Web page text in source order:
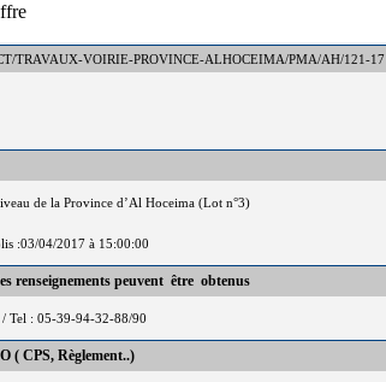
TRAVAUX-VOIRIE-PROVINCE-ALHOCEIMA/PMA/AH/121-17
de la Province d’Al Hoceima (Lot n°3)
:03/04/2017 à 15:00:00
renseignements peuvent être obtenus
Tel : 05-39-94-32-88/90
( CPS, Règlement..)